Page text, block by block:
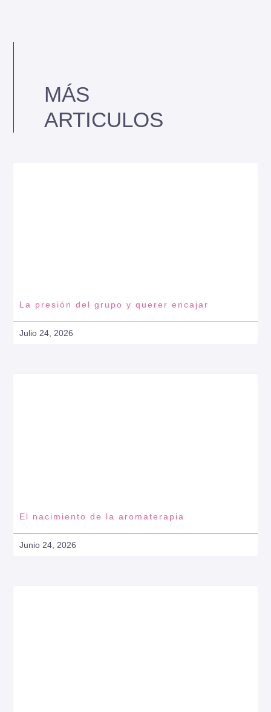
MÁS
ARTICULOS
La presión del grupo y querer encajar
Julio 24, 2026
El nacimiento de la aromaterapia
Junio 24, 2026